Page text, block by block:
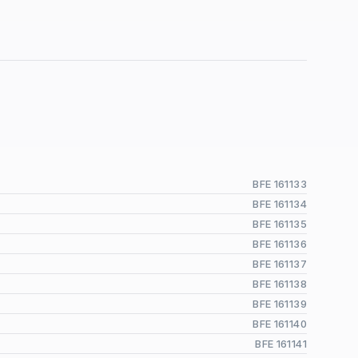
BFE 161133
BFE 161134
BFE 161135
BFE 161136
BFE 161137
BFE 161138
BFE 161139
BFE 161140
BFE 161141